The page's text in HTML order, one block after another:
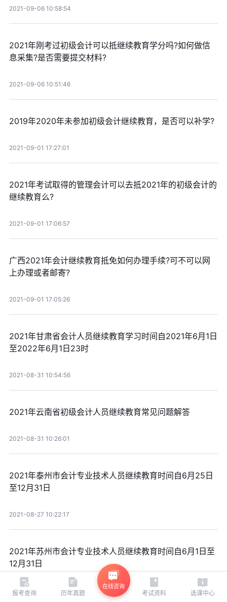
2021-09-06 10:58:54
2021年刚考过初级会计可以抵继续教育学分吗?如何做信
息采集?是否需要提交材料?
2021-09-06 10:51:46
2019年2020年未参加初级会计继续教育，是否可以补学?
2021-09-01 17:27:01
2021年考试取得的管理会计可以去抵2021年的初级会计的
继续教育么?
2021-09-01 17:06:57
广西2021年会计继续教育抵免如何办理手续?可不可以网
上办理或者邮寄?
2021-09-01 17:05:26
2021年甘肃省会计人员继续教育学习时间自2021年6月1日
至2022年6月1日23时
2021-08-31 10:54:56
2021年云南省初级会计人员继续教育常见问题解答
2021-08-31 10:26:01
2021年泰州市会计专业技术人员继续教育时间自6月25日
至12月31日
2021-08-27 10:22:17
2021年苏州市会计专业技术人员继续教育时间自6月1日至
12月31日
2021-08-27 10:10:16
报考查询 历年真题
在线咨询
考试资料 选课中心